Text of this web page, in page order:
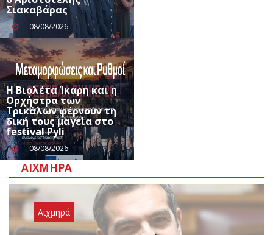
Σιακαβάρας
08/08/2026
Η Βιολέτα Ίκαρη και η
Ορχήστρα των
Τρικάλων φέρνουν τη
δική τους μαγεία στο
festival Pyli
08/08/2026
ΑΙΧΜΗΡΆ
Αιχμηρά